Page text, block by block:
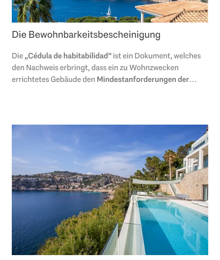
Die Bewohnbarkeitsbescheinigung
Die„Cédula de habitabilidad“ist ein Dokument, welches
den Nachweis erbringt, dass ein zu Wohnzwecken
errichtetes Gebäude den Mindestanforderungen der